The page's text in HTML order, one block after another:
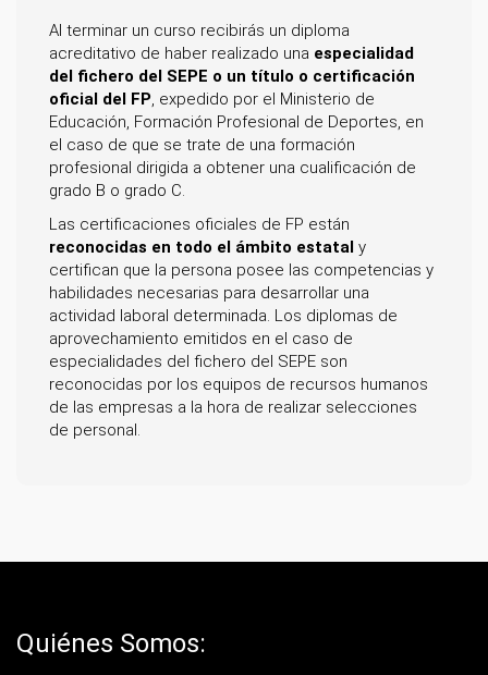
Al terminar un curso recibirás un diploma
acreditativo de haber realizado una especialidad
del fichero del SEPE o un título o certificación
oficial del FP, expedido por el Ministerio de
Educación, Formación Profesional de Deportes, en
el caso de que se trate de una formación
profesional dirigida a obtener una cualificación de
grado B o grado C.
Las certificaciones oficiales de FP están
reconocidas en todo el ámbito estatal y
certifican que la persona posee las competencias y
habilidades necesarias para desarrollar una
actividad laboral determinada. Los diplomas de
aprovechamiento emitidos en el caso de
especialidades del fichero del SEPE son
reconocidas por los equipos de recursos humanos
de las empresas a la hora de realizar selecciones
de personal.
Quiénes Somos: